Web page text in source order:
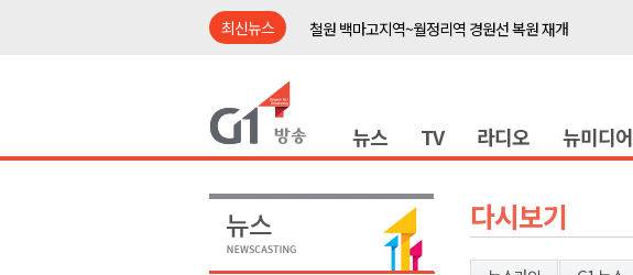
최신뉴스
철원 백마고지역~월정리역 경원선 복원 재개
영월군, 14~15일 서부시장 야시장 운영
강원개발공사, 공기업 평가 2년 연속 '다'등급
도-시군 첫 간담회..우상호 "하나된 공동체"
뉴스 TV 라디오 뉴미디어
다시보기